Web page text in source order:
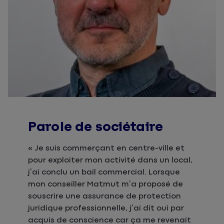
Parole de sociétaire
« Je suis commerçant en centre-ville et
pour exploiter mon activité dans un local,
j’ai conclu un bail commercial. Lorsque
mon conseiller Matmut m’a proposé de
souscrire une assurance de protection
juridique professionnelle, j’ai dit oui par
acquis de conscience car ça me revenait